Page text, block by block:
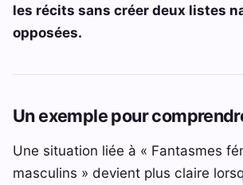
les récits sans créer deux listes
opposées.
Un exemple pour
Une situation liée à « Fantasmes
masculins » devient plus claire